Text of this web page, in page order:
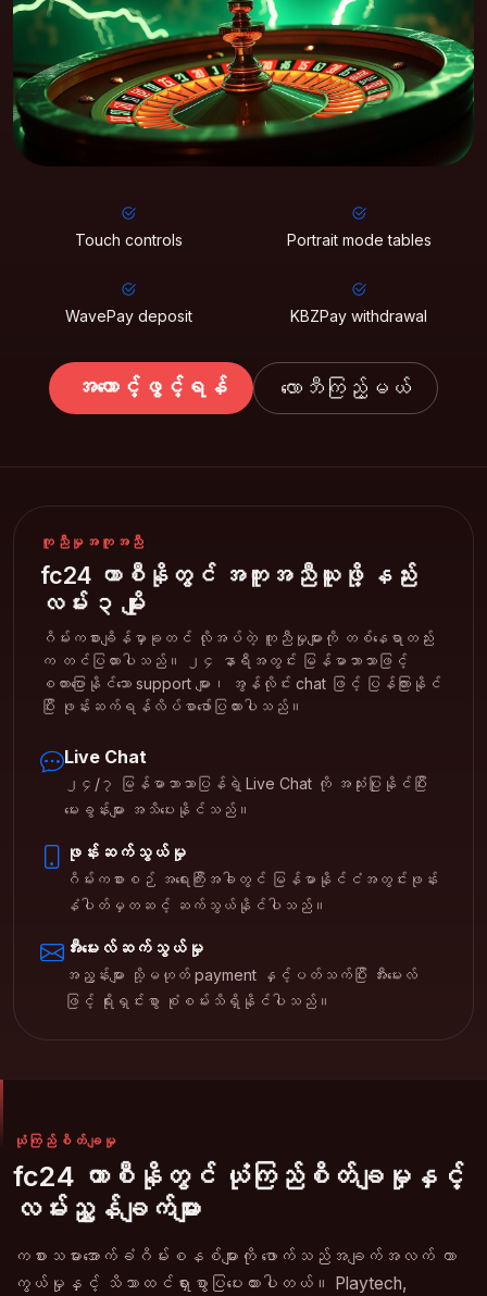
Touch controls Portrait mode tables
WavePay deposit KBZPay withdrawal
အကောင့်ဖွင့်ရန် လောဘီကြည့်မယ်
ကူညီမှုအကူအညီ
fc24 ကာစီနိုတွင် အကူအညီယူဖို့ နည်း
လမ်း ၃ မျိုး
ဂိမ်းကစားချိန်မှာခုတင် လိုအပ်တဲ့ ကူညီမှုများကို တစ်နေရာတည်း
က တင်ပြထားပါသည်။ ၂၄ နာရီအတွင်း မြန်မာဘာသာဖြင့်
စကားပြောနိုင်သော support များ၊ အွန်လိုင်း chat ဖြင့် ပြန်ကြားနိုင်
ပြီး ဖုန်းဆက်ရန်လိပ်စာဖော်ပြထားပါသည်။
Live Chat
၂၄/၇ မြန်မာဘာသာပြန်ရဲ့ Live Chat ကို အသုံးပြုနိုင်ပြီး
မေးခွန်းများ အသိပေးနိုင်သည်။
ဖုန်းဆက်သွယ်မှု
ဂိမ်းကစားစဉ် အရေးကြီးအခါတွင် မြန်မာနိုင်ငံအတွင်းဖုန်း
နံပါတ်မှတဆင့် ဆက်သွယ်နိုင်ပါသည်။
အီးမေးလ်ဆက်သွယ်မှု
အညွန်းများ သို့မဟုတ် payment နှင့်ပတ်သက်ပြီး အီးမေးလ်
ဖြင့် ရိုးရှင်းစွာ စုံစမ်းသိရှိနိုင်ပါသည်။
ယုံကြည်စိတ်ချမှု
fc24 ကာစီနိုတွင် ယုံကြည်စိတ်ချမှုနှင့်
လမ်းညွှန်ချက်များ
ကစားသမားအောက်ခံဂိမ်းစနစ်များကို ဖောက်သည်အချက်အလက် ကာ
ကွယ်မှုနှင့် သိသာထင်ရှားစွာပြပေးထားပါတယ်။ Playtech,